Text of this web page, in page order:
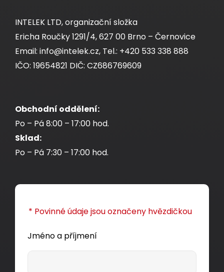
INTELEK LTD, organizační složka
Ericha Roučky 1291/4, 627 00 Brno – Černovice
Email: info@intelek.cz, Tel.: +420 533 338 888
IČO: 19654821 DIČ: CZ686769609
Obchodní oddělení:
Po – Pá 8:00 – 17:00 hod.
Sklad:
Po – Pá 7:30 – 17:00 hod.
* Povinné údaje jsou označeny hvězdičkou
Jméno a příjmení